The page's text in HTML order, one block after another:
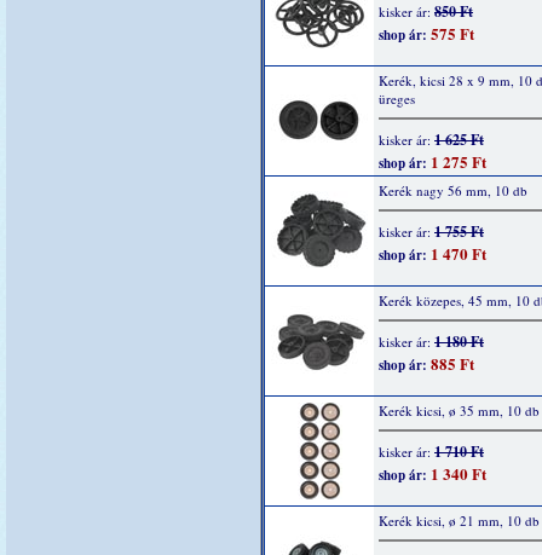
kisker ár: 850 Ft
shop ár: 575 Ft
Kerék, kicsi 28 x 9 mm, 10
üreges
kisker ár: 1 625 Ft
shop ár: 1 275 Ft
Kerék nagy 56 mm, 10 db
kisker ár: 1 755 Ft
shop ár: 1 470 Ft
Kerék közepes, 45 mm, 10
kisker ár: 1 180 Ft
shop ár: 885 Ft
Kerék kicsi, ø 35 mm, 10 db
kisker ár: 1 710 Ft
shop ár: 1 340 Ft
Kerék kicsi, ø 21 mm, 10 db